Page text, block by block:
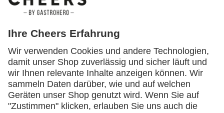
Themen
Bedienungsanleitung Corona
Downloads Energiesparen Event Food & Drinks
Gastro Coaching Gastrotechnik Gründer
Gästemanagement Inventur Kalkulation